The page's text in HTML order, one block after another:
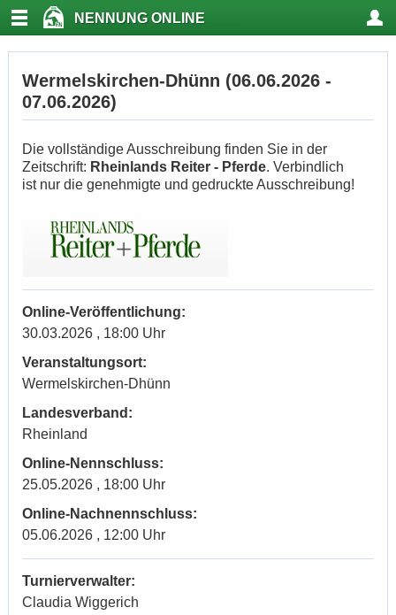
NENNUNG ONLINE
Wermelskirchen-Dhünn (06.06.2026 -
07.06.2026)
Die vollständige Ausschreibung finden Sie in der
Zeitschrift: Rheinlands Reiter - Pferde. Verbindlich
ist nur die genehmigte und gedruckte Ausschreibung!
Online-Veröffentlichung:
30.03.2026 , 18:00 Uhr
Veranstaltungsort:
Wermelskirchen-Dhünn
Landesverband:
Rheinland
Online-Nennschluss:
25.05.2026 , 18:00 Uhr
Online-Nachnennschluss:
05.06.2026 , 12:00 Uhr
Turnierverwalter:
Claudia Wiggerich